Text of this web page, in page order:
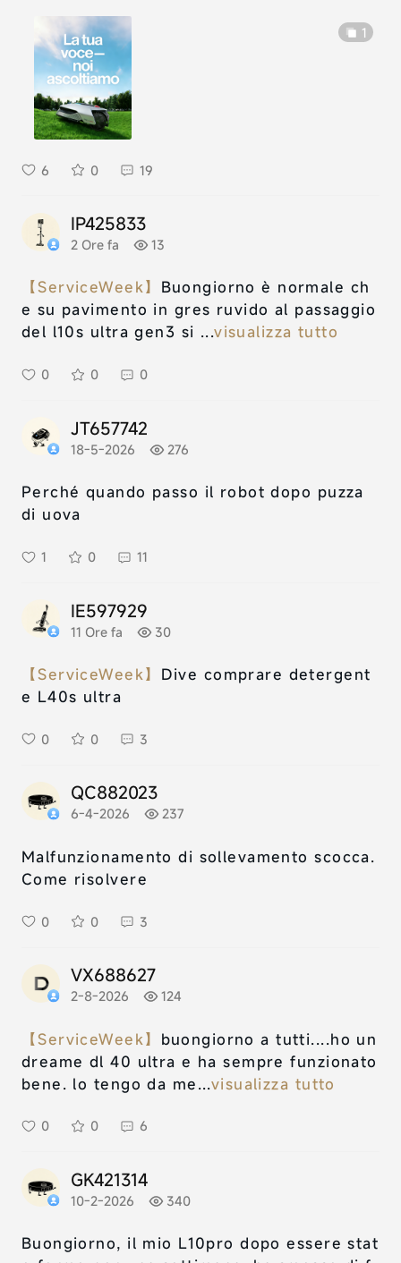
1
6 0 19
IP425833
2 Ore fa 13
【ServiceWeek】 Buongiorno è normale ch
e su pavimento in gres ruvido al passaggio
del l10s ultra gen3 si ...visualizza tutto
0 0 0
JT657742
18-5-2026 276
Perché quando passo il robot dopo puzza
di uova
1 0 11
IE597929
11 Ore fa 30
【ServiceWeek】 Dive comprare detergent
e L40s ultra
0 0 3
QC882023
6-4-2026 237
Malfunzionamento di sollevamento scocca.
Come risolvere
0 0 3
VX688627
2-8-2026 124
【ServiceWeek】 buongiorno a tutti....ho un
dreame dl 40 ultra e ha sempre funzionato
bene. lo tengo da me...visualizza tutto
0 0 6
GK421314
10-2-2026 340
Buongiorno, il mio L10pro dopo essere stat